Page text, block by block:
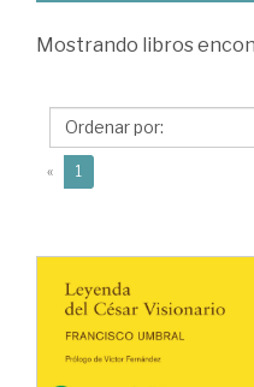
Umbral,
(1932-
2007)
Mostrando libros
« 1